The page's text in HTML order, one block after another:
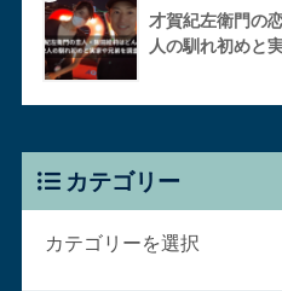
才賀紀左衛門の
人の馴れ初めと
カテゴリー